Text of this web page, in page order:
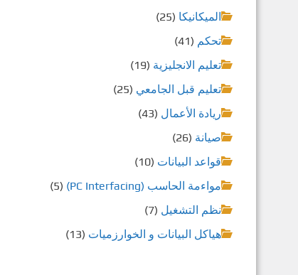
الميكانيكا (25)
تحكم (41)
تعليم الانجليزية (19)
تعليم قبل الجامعي (25)
ريادة الأعمال (43)
صيانة (26)
قواعد البيانات (10)
مواءمة الحاسب (PC Interfacing)
(5)
نظم التشغيل (7)
هياكل البيانات و الخوارزميات (13)